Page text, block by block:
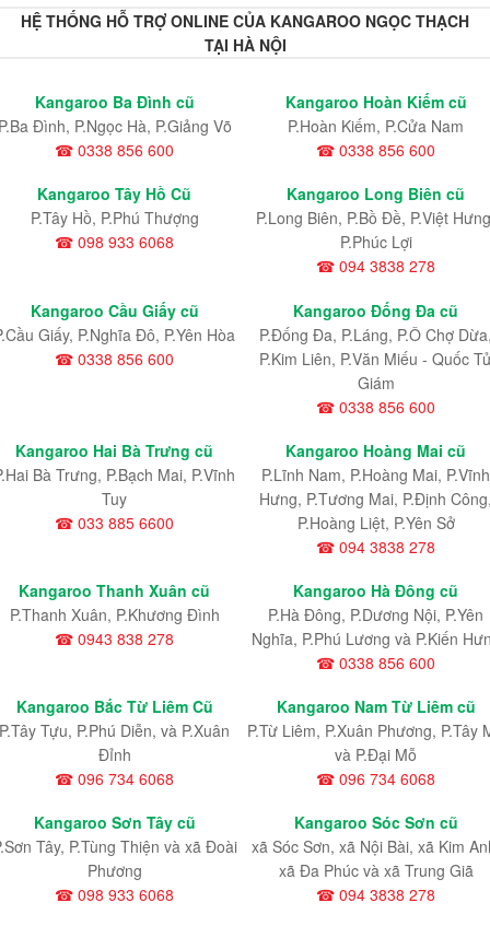
HỆ THỐNG HỖ TRỢ ONLINE CỦA KANGAROO NGỌC THẠCH
TẠI HÀ NỘI
Kangaroo Ba Đình cũ
Đình, P.Ngọc Hà, P.Giảng Võ
☎ 0338 856 600
Kangaroo Hoàn Kiếm cũ
P.Hoàn Kiếm, P.Cửa Nam
☎ 0338 856 600
Kangaroo Tây Hồ Cũ
P.Tây Hồ, P.Phú Thượng
☎ 098 933 6068
Kangaroo Long Biên cũ
P.Long Biên, P.Bồ Đề, P.Việt
P.Phúc Lợi
☎ 094 3838 278
Kangaroo Cầu Giấy cũ
Giấy, P.Nghĩa Đô, P.Yên Hòa
☎ 0338 856 600
Kangaroo Đống Đa cũ
P.Đống Đa, P.Láng, P.Ô Chợ
P.Kim Liên, P.Văn Miếu - Quốc
Giám
☎ 0338 856 600
Kangaroo Hai Bà Trưng cũ
Bà Trưng, P.Bạch Mai, P.Vĩnh
Tuy
☎ 033 885 6600
Kangaroo Hoàng Mai cũ
P.Lĩnh Nam, P.Hoàng Mai, P.Vĩnh
Hưng, P.Tương Mai, P.Định
P.Hoàng Liệt, P.Yên Sở
☎ 094 3838 278
Kangaroo Thanh Xuân cũ
P.Thanh Xuân, P.Khương Đình
☎ 0943 838 278
Kangaroo Hà Đông cũ
P.Hà Đông, P.Dương Nội, P.Yên
Nghĩa, P.Phú Lương và P.Kiến
☎ 0338 856 600
Kangaroo Bắc Từ Liêm Cũ
P.Tây Tựu, P.Phú Diễn, và P.Xuân
Đỉnh
☎ 096 734 6068
Kangaroo Nam Từ Liêm cũ
P.Từ Liêm, P.Xuân Phương, P.Tây
và P.Đại Mỗ
☎ 096 734 6068
Kangaroo Sơn Tây cũ
Tây, P.Tùng Thiện và xã Đoài
Phương
☎ 098 933 6068
Kangaroo Sóc Sơn cũ
xã Sóc Sơn, xã Nội Bài, xã Kim
xã Đa Phúc và xã Trung Giã
☎ 094 3838 278